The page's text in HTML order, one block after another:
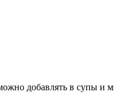
добавлять в супы и